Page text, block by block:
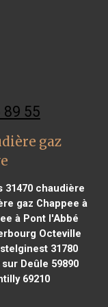
89 55
gaz
31470chaudière
gaz Chappee à
à Pont l'Abbé
Octeville
31780
Deûle 59890
69210